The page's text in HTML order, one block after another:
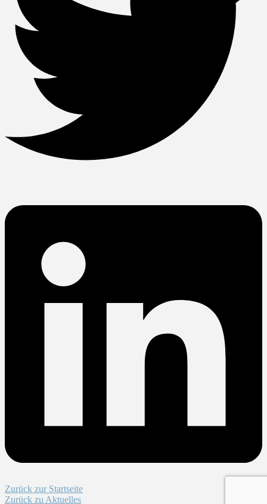
Zurück zur Startseite
Zurück zu Aktuelles